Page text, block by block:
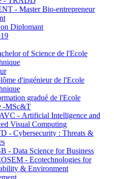
- Master Bio-entrepreneur
Diplomant
of Science de l'Ecole
d'ingénieur de l'Ecole
gradué de l'Ecole
-MSc&T
- Artificial Intelligence and
Visual Computing
- Cybersecurity : Threats &
- Data Science for Business
- Ecotechnologies for
& Environment